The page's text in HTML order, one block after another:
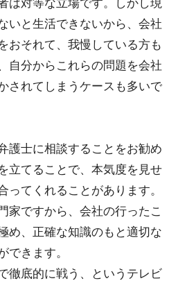
は対等な立場です。しかし現
いと生活できないから、会社
おそれて、我慢している方も
自分からこれらの問題を会社
されてしまうケースも多いで
護士に相談することをお勧め
立てることで、本気度を見せ
ってくれることがあります。
家ですから、会社の行ったこ
め、正確な知識のもと適切な
できます。
徹底的に戦う、というテレビ